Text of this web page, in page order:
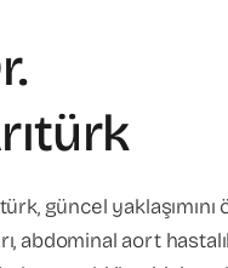
güncel
abdominal aort